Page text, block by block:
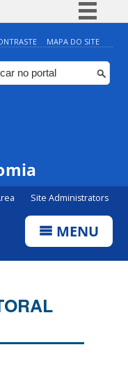
Simplifique!
Comunica BR
Participe
MAPA DO SITE
Site Administrators
MENU